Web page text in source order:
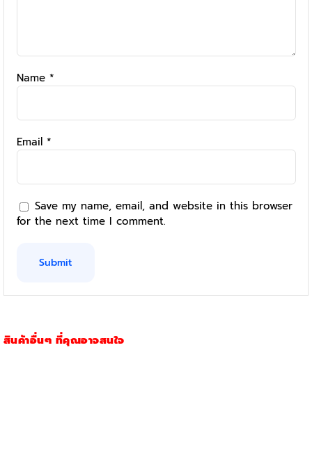
Name *
Email *
Save my name, email, and website in this browser
for the next time I comment.
สินค้าอื่นๆ ที่คุณอาจสนใจ